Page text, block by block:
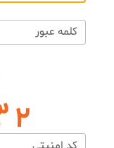
کلمه عبور